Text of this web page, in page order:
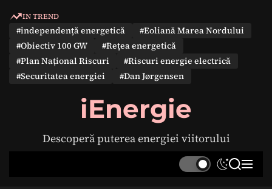
IN TREND
#independență energetică
#Eoliană Marea Nordului
#Obiectiv 100 GW
#Rețea energetică
#Plan Național Riscuri
#Riscuri energie electrică
#Securitatea energiei
#Dan Jørgensen
iEnergie
Descoperă puterea energiei viitorului
S
S M